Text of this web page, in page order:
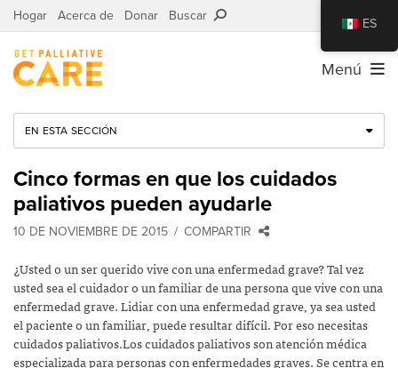
Hogar Acerca de Donar Buscar
Menú
EN ESTA SECCIÓN
Cinco formas en que los cuidados
paliativos pueden ayudarle
10 DE NOVIEMBRE DE 2015 COMPARTIR
¿Usted o un ser querido vive con una enfermedad grave? Tal vez
usted sea el cuidador o un familiar de una persona que vive con una
enfermedad grave. Lidiar con una enfermedad grave, ya sea usted
el paciente o un familiar, puede resultar difícil. Por eso necesitas
cuidados paliativos.Los cuidados paliativos son atención médica
especializada para personas con enfermedades graves. Se centra en
ES